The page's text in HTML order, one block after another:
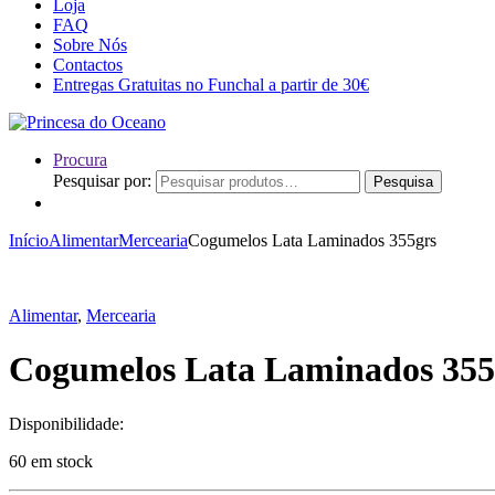
Loja
FAQ
Sobre Nós
Contactos
Entregas Gratuitas no Funchal a partir de 30€
Procura
Pesquisar por:
Pesquisa
InícioAlimentarMerceariaCogumelos Lata Laminados 355grs
Alimentar, Mercearia
Cogumelos Lata Laminados
Disponibilidade:
60 em stock